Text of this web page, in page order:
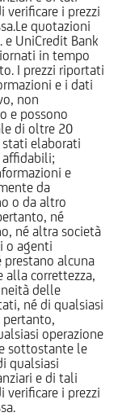
i prezzi
quotazioni
UniCredit Bank
in tempo
I prezzi riportati
e i dati
non
e possono
di oltre 20
elaborati
e
da
o da altro
né
né altra società
o agenti
alcuna
alla correttezza,
delle
né di qualsiasi
pertanto,
operazione
sottostante le
qualsiasi
e di tali
i prezzi